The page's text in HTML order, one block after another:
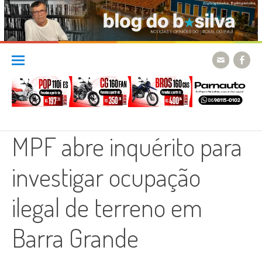
Skip
content
MPF abre inquérito para
investigar ocupação
ilegal de terreno em
Barra Grande